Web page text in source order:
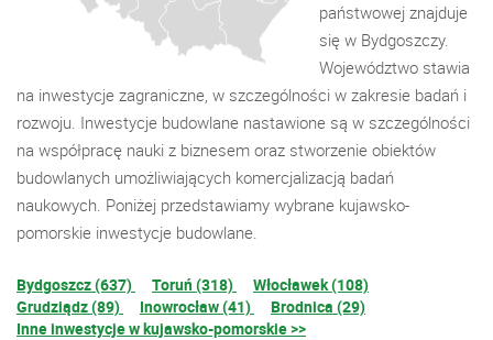
państwowej znajduje
się w Bydgoszczy.
Województwo stawia
na inwestycje zagraniczne, w szczególności w zakresie badań i
rozwoju. Inwestycje budowlane nastawione są w szczególności
na współpracę nauki z biznesem oraz stworzenie obiektów
budowlanych umożliwiających komercjalizacją badań
naukowych. Poniżej przedstawiamy wybrane kujawsko-
pomorskie inwestycje budowlane.
Bydgoszcz (637) Toruń (318)
Włocławek (108)
Grudziądz (89)
Inowrocław (41)
Brodnica (29)
Inne inwestycje w kujawsko-pomorskie >>